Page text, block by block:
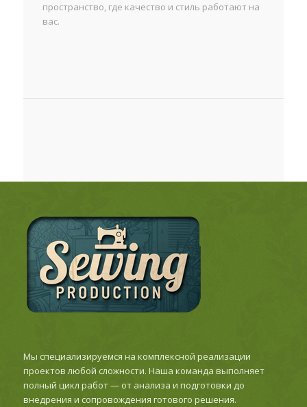
пространство, где качество и стиль работают на
вас.
Мы специализируемся на комплексной реализации
проектов любой сложности. Наша команда выполняет
полный цикл работ — от анализа и подготовки до
внедрения и сопровождения готового решения.